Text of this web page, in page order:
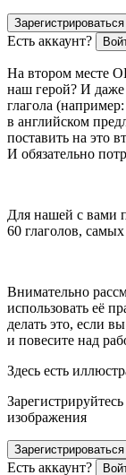
Зарегистрироваться
Есть аккаунт?
На втором месте
наш герой? И даже
глагола
в английском
поставить на это
И обязательно
Для нашей с вами
60 глаголов,
Внимательно
использовать её
делать это, если
и повесите над
Здесь есть
изображения
Зарегистрироваться
Есть аккаунт?